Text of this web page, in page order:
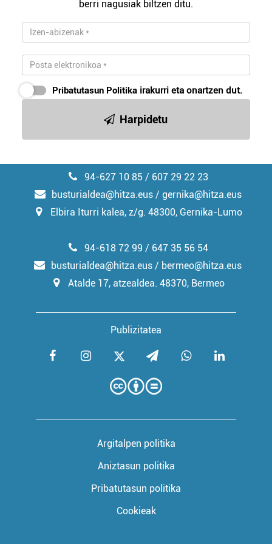
zerbitzuak hobetzeko asmoz, cookie teknologiaz
baliatzen gara. Ohar hau onartuz gero, teknologia hori
erabiltzeko baimen esplizitua ematen diguzu.Gehiago
irakurri
berri nagusiak biltzen ditu.
Pribatutasun Politika irakurri eta onartzen dut.
Harpidetu
94-627 10 85 / 607 29 22 23
busturialdea@hitza.eus / gernika@hitza.eus
Elbira Iturri kalea, z/g. 48300, Gernika-Lumo
Publizitatea
94-618 72 99 / 647 35 56 54
busturialdea@hitza.eus / bermeo@hitza.eus
Atalde 17, atzealdea. 48370, Bermeo
Argitalpen politika
Aniztasun politika
Pribatutasun politika
Cookieak